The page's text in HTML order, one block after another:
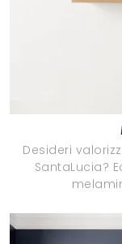
Desideri
SantaLucia?